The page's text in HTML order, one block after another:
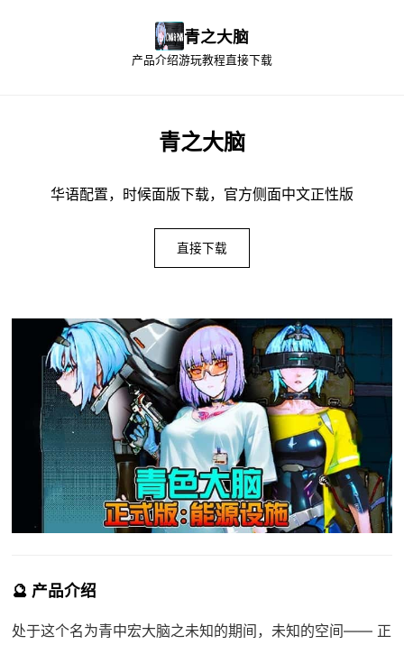
青之大脑
产品介绍游玩教程直接下载
青之大脑
华语配置，时候面版下载，官方侧面中文正性版
直接下载
🔮 产品介绍
处于这个名为青中宏大脑之未知的期间，未知的空间—— 正